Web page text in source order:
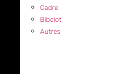
Cadre
Bibelot
Autres